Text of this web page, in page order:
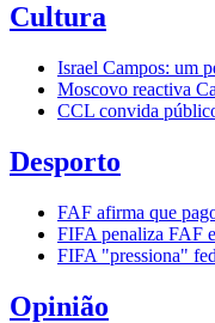
Cultura
Israel Campos: um
Moscovo reactiva
CCL convida
Desporto
FAF afirma que
FIFA penaliza FAF
FIFA "pressiona"
Opinião